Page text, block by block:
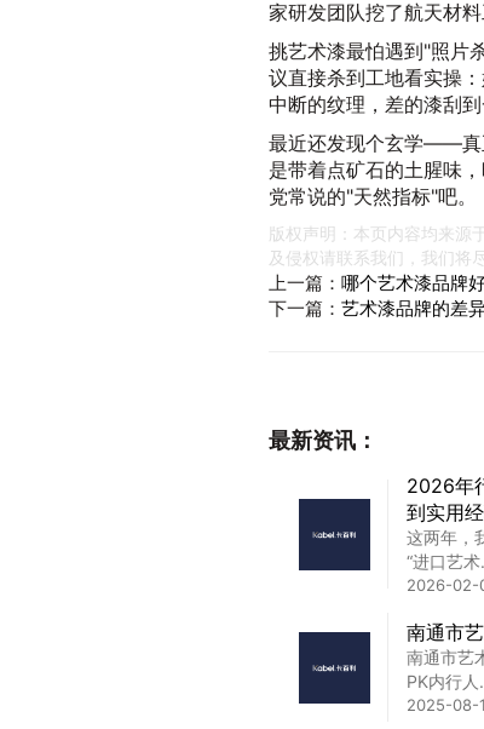
家研发团队挖了航天材
挑艺术漆最怕遇到"照片
议直接杀到工地看实操
中断的纹理，差的漆刮到
最近还发现个玄学——真
是带着点矿石的土腥味
党常说的"天然指标"吧。
版权声明：本页内容均来源
及侵权请联系我们，我们将
上一篇： 哪个艺术漆品牌
下一篇： 艺术漆品牌的差
最新资讯：
2026年
到实用
这两年，
“进口艺术
2026-02-
南通市
南通市艺
PK内行人
2025-08-